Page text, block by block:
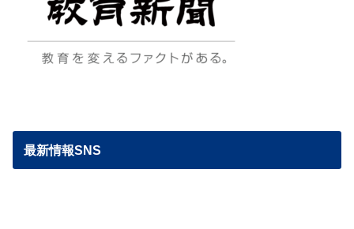
最新情報SNS